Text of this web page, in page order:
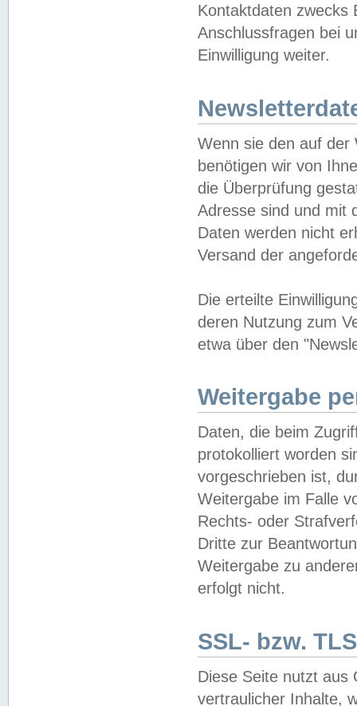
Kontaktdaten zwecks
Anschlussfragen bei
Einwilligung weiter.
Wenn sie den auf der
benötigen wir von
die Überprüfung
Adresse sind und mit
Daten werden nicht
Versand der
Die erteilte
deren Nutzung zum
etwa über den
Weitergabe
Daten, die beim
protokolliert worden
vorgeschrieben ist,
Weitergabe im Falle
Rechts- oder
Dritte zur
Weitergabe zu
erfolgt nicht.
SSL- bzw.
Diese Seite nutzt aus
vertraulicher Inhalte,